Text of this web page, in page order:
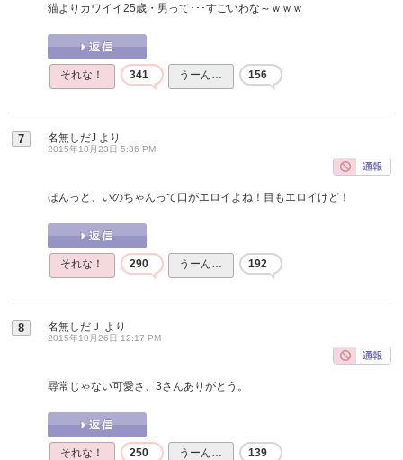
猫よりカワイイ25歳・男って･･･すごいわな～ｗｗｗ
それな！ 341 うーん… 156
7 名無しだJ より
2015年10月23日 5:36 PM
ほんっと、いのちゃんって口がエロイよね！目もエロイけど！
それな！ 290 うーん… 192
8 名無しだＪ より
2015年10月26日 12:17 PM
尋常じゃない可愛さ、3さんありがとう。
それな！ 250 うーん… 139